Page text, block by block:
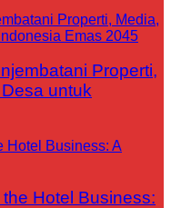
Properti,
untuk
Hotel Business: